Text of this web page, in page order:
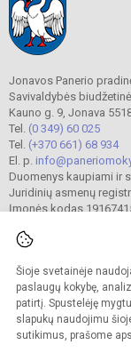
Šioje svetainėje
paslaugų kokybę,
patirtį. Spustelėję
slapukų naudojimu
sutikimus, prašome
Jonavos Panerio
Savivaldybės
Kauno g. 9, Jonava
Tel. (0 349) 60 025
Tel. (+370 661) 68 934
El. p.
Duomenys kaupiami ir
Juridinių asmenų
Įmonės kodas
© 2023. Jonavos
Kopijuoti turinį be
Sumanus būdas